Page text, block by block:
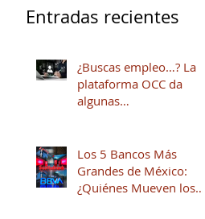
Entradas recientes
¿Buscas empleo…? La
plataforma OCC da
algunas
búsqueda de una
oportunidad laboral
Los 5 Bancos Más
Grandes de México:
¿Quiénes Mueven los